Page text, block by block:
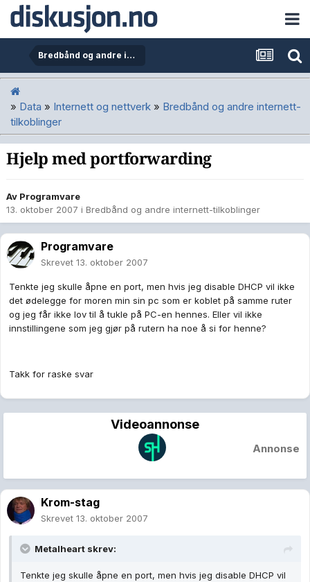
Bredbånd og andre internett-tilkoblinger
» Data » Internett og nettverk » Bredbånd og andre internett-
tilkoblinger
Hjelp med portforwarding
Av Programvare
13. oktober 2007 i Bredbånd og andre internett-tilkoblinger
Programvare
Skrevet 13. oktober 2007
Tenkte jeg skulle åpne en port, men hvis jeg disable DHCP vil ikke
det ødelegge for moren min sin pc som er koblet på samme ruter
og jeg får ikke lov til å tukle på PC-en hennes. Eller vil ikke
innstillingene som jeg gjør på rutern ha noe å si for henne?
Takk for raske svar
Videoannonse
Annonse
Krom-stag
Skrevet 13. oktober 2007
Metalheart skrev:
Tenkte jeg skulle åpne en port, men hvis jeg disable DHCP vil